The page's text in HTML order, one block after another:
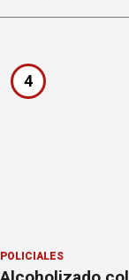
4
POLICIALES